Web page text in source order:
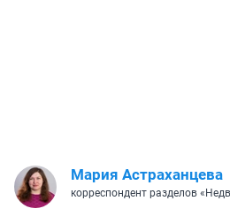
Мария Астраханцева
корреспондент разделов